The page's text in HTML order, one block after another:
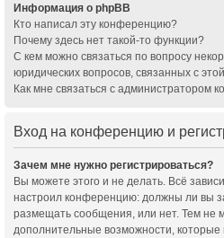
Информация о phpBB
Кто написал эту конференцию?
Почему здесь нет такой-то функции?
С кем можно связаться по вопросу
юридических вопросов, связанных с
Как мне связаться с администратором
Вход на конференцию и
Зачем мне нужно регистрироваться?
Вы можете этого и не делать. Всё
настроил конференцию: должны ли вы
размещать сообщения, или нет. Тем не
дополнительные возможности,